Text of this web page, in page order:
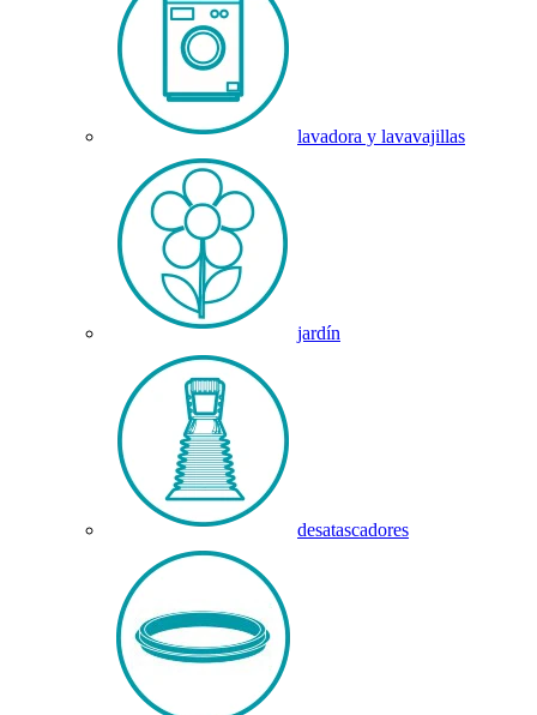
lavadora y lavavajillas
jardín
desatascadores